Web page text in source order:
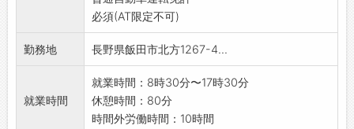
創業125年の歴史と信用を大切にしています。
働く人の幸せを第一に考え、大地の恵みへの感
謝の気持ちを念頭に地球環境を強く意識した自
然に優しい設備の導入を継続的に取組んでいま
す。
社内は穏やかで、話しやすい雰囲気です。
線、ガードレール、電気・電気通信機器など数
多くの製品を施工し
官公庁に納めさせていただきました。
必須(AT限定不可)
勤務地 長野県飯田市北方1267-4...
就業時間
就業時間：8時30分〜17時30分
休憩時間：80分
時間外労働時間：10時間